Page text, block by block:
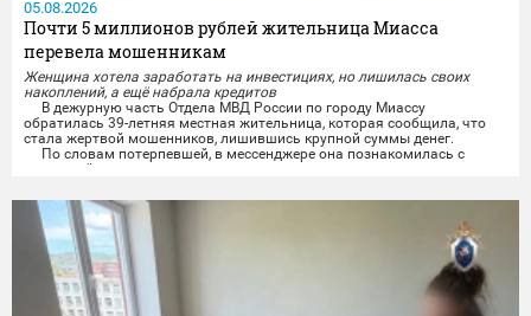
05.08.2026
Почти 5 миллионов рублей жительница Миасса
перевела мошенникам
Женщина хотела заработать на инвестициях, но лишилась своих
накоплений, а ещё набрала кредитов
В дежурную часть Отдела МВД России по городу Миассу
обратилась 39-летняя местная жительница, которая сообщила, что
стала жертвой мошенников, лишившись крупной суммы денег.
По словам потерпевшей, в мессенджере она познакомилась с
мужчиной, от которого поступило заманчивое предложение о
пообещал женщине высокую прибыль от инвестиций на...